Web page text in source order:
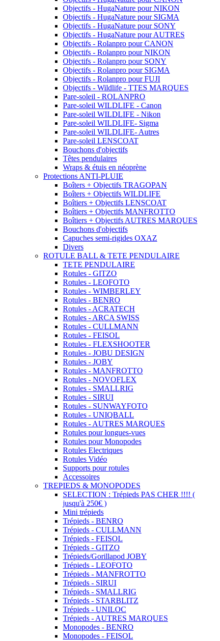
Objectifs - HugaNature pour NIKON
Objectifs - HugaNature pour SIGMA
Objectifs - HugaNature pour SONY
Objectifs - HugaNature pour AUTRES
Objectifs - Rolanpro pour CANON
Objectifs - Rolanpro pour NIKON
Objectifs - Rolanpro pour SONY
Objectifs - Rolanpro pour SIGMA
Objectifs - Rolanpro pour FUJI
Objectifs - Wildlife - TTES MARQUES
Pare-soleil - ROLANPRO
Pare-soleil WILDLIFE - Canon
Pare-soleil WILDLIFE - Nikon
Pare-soleil WILDLIFE- Sigma
Pare-soleil WILDLIFE- Autres
Pare-soleil LENSCOAT
Bouchons d'objectifs
Têtes pendulaires
Wraps & étuis en néoprène
Protections ANTI-PLUIE
Boîters + Objectifs TRAGOPAN
Boîters + Objectifs WILDLIFE
Boîtiers + Objectifs LENSCOAT
Boîtiers + Objectifs MANFROTTO
Boîtiers + Objectifs AUTRES MARQUES
Bouchons d'objectifs
Capuches semi-rigides OXAZ
Divers
ROTULE BALL & TETE PENDULAIRE
TETE PENDULAIRE
Rotules - GITZO
Rotules - LEOFOTO
Rotules - WIMBERLEY
Rotules - BENRO
Rotules - ACRATECH
Rotules - ARCA SWISS
Rotules - CULLMANN
Rotules - FEISOL
Rotules - FLEXSHOOTER
Rotules - JOBU DESIGN
Rotules - JOBY
Rotules - MANFROTTO
Rotules - NOVOFLEX
Rotules - SMALLRIG
Rotules - SIRUI
Rotules - SUNWAYFOTO
Rotules - UNIQBALL
Rotules - AUTRES MARQUES
Rotules pour longues-vues
Rotules pour Monopodes
Rotules Electriques
Rotules Vidéo
Supports pour rotules
Accessoires
TREPIEDS & MONOPODES
SELECTION : Trépieds PAS CHER !!!! (
jusqu'à 250€ )
Mini trépieds
Trépieds - BENRO
Trépieds - CULLMANN
Trépieds - FEISOL
Trépieds - GITZO
Trépieds/Gorillapod JOBY
Trépieds - LEOFOTO
Trépieds - MANFROTTO
Trépieds - SIRUI
Trépieds - SMALLRIG
Trépieds - STARBLITZ
Trépieds - UNILOC
Trépieds - AUTRES MARQUES
Monopodes - BENRO
Monopodes - FEISOL